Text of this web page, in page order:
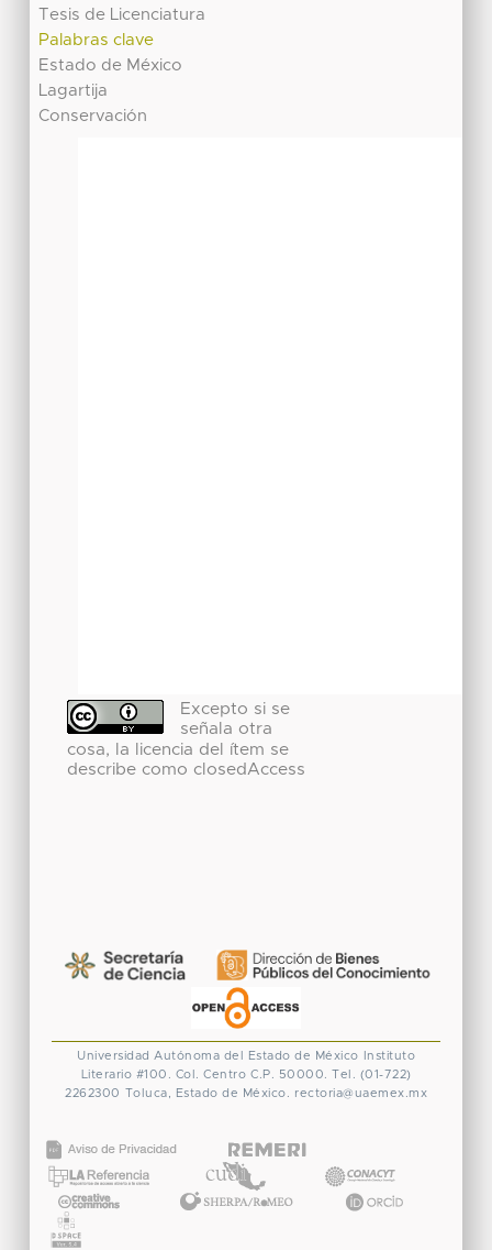
Tesis de Licenciatura
Palabras clave
Estado de México
Lagartija
Conservación
Excepto si se
señala otra
cosa, la licencia del ítem se
describe como closedAccess
Universidad Autónoma del Estado de México
Instituto
Literario #100. Col. Centro C.P. 50000. Tel. (01-722)
2262300 Toluca, Estado de México. rectoria@uaemex.mx